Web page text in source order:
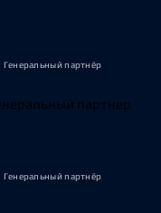
Генеральный партнёр
Генеральный партнёр